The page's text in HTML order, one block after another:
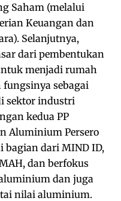
Saham (melalui
Keuangan dan
Selanjutnya,
dari pembentukan
menjadi rumah
sebagai
sektor industri
kedua PP
Aluminium Persero
bagian dari MIND ID,
dan berfokus
dan juga
nilai aluminium.